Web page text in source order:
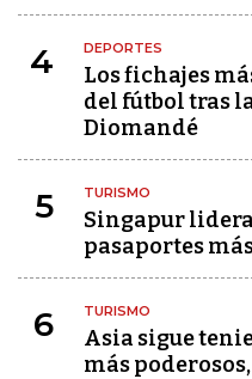
4 DEPORTES
Los fichajes
del fútbol tras
Diomandé
5 TURISMO
Singapur
pasaportes
6 TURISMO
Asia sigue
más